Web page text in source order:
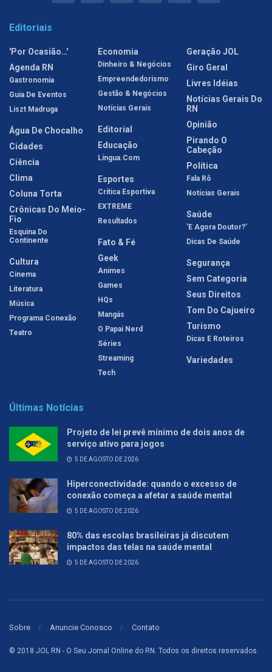
Editoriais
'Por Ocasião…'
Agenda RN
Gastronomia
Guia De Eventos
Liszt Madruga
Água De Chocalho
Cidades
Ciência
Clima
Coluna Torta
Crônicas Do Meio-
Fio
Esquina Do
Continente
Cultura
Cinema
Literatura
Música
Programa Conexão
Teatro
Economia
Dinheiro & Negócios
Empreendedorismo
Gestão & Negócios
Notícias Gerais
Editorial
Educação
Língua.com
Esportes
Crítica Esportiva
EXTREME
Resultados
Fato & Fé
Geek
Animes
Games
HQs
Mangás
O Papai Nerd
Séries
Streaming
Tech
Geração JOL
Giro Geral
Livres Idéias
Notícias Gerais Do
RN
Opinião
Pirando O
Cabeção
Política
Fala Rô
Notícias Gerais
Saúde
'E Agora Doutor?'
Dicas De Saúde
Segurança
Sem Categoria
Seus Direitos
Tom Do Cajueiro
Turismo
Dicas E Roteiros
Variedades
Últimas Notícias
Projeto de lei prevê mínimo de dois anos de
serviço ativo para jogos
5 DE AGOSTO DE 2026
Hiperconectividade: quando o excesso de
conexão começa a afetar a saúde mental
5 DE AGOSTO DE 2026
80% das escolas brasileiras já discutem
impactos das telas na saúde mental
5 DE AGOSTO DE 2026
Sobre Anuncie Conosco Contato
© 2018 JOL RN - O Seu Jornal Online do RN. Todos os direitos reservados.